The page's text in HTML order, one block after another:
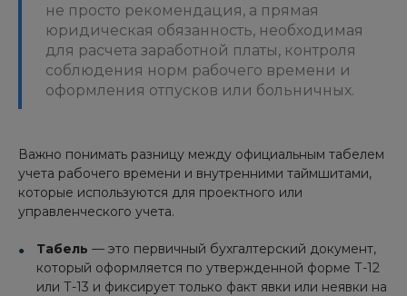
не просто рекомендация, а прямая
юридическая обязанность, необходимая
для расчета заработной платы, контроля
соблюдения норм рабочего времени и
оформления отпусков или больничных.
Важно понимать разницу между официальным табелем
учета рабочего времени и внутренними таймшитами,
которые используются для проектного или
управленческого учета.
Табель — это первичный бухгалтерский документ,
который оформляется по утвержденной форме Т-12
или Т-13 и фиксирует только факт явки или неявки на